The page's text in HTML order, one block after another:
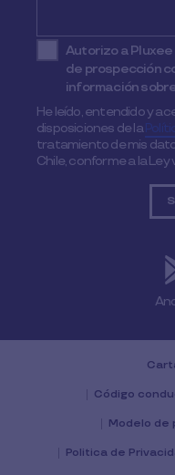
Autorizo a
de prospección
información
He leído, entendido y
disposiciones de la
tratamiento de mis
Chile, conforme a la Ley
Código
Modelo de
Politica de